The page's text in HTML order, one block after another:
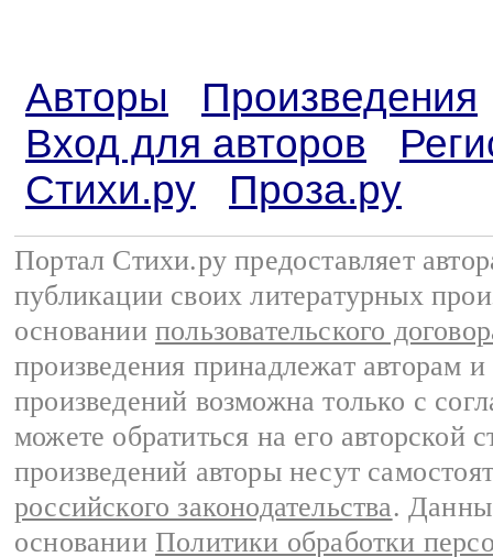
Авторы
Произведения
Вход для авторов
Стихи.ру
Проза.ру
Портал Стихи.ру предоставляет
публикации своих литературных
основании пользовательского
произведения принадлежат авторам
произведений возможна только с
можете обратиться на его авторской
произведений авторы несут
российского законодательства.
основании Политики обработки